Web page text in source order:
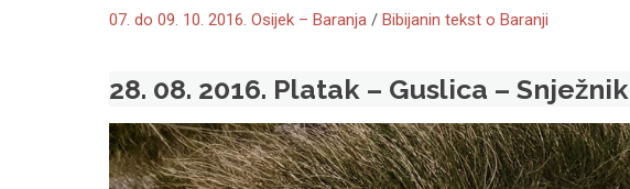
07. do 09. 10. 2016. Osijek – Baranja/ Bibijanin tekst o Baranji
28. 08. 2016. Platak – Guslica – Snježnik